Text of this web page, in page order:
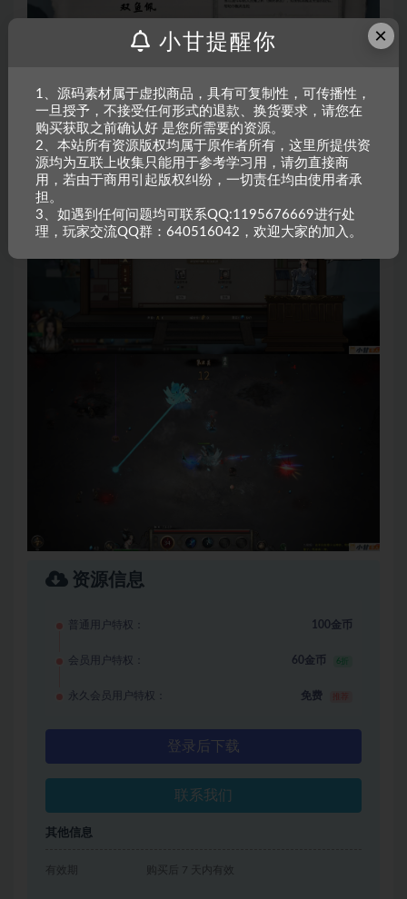
资源信息
普通用户特权： 100金币
会员用户特权： 60金币 6折
永久会员用户特权： 免费
登录后下载
联系我们
其他信息
有效期 购买后 7 天内有效
×
小甘提醒你
1、源码素材属于虚拟商品，具有可复制性，可传播性，
一旦授予，不接受任何形式的退款、换货要求，请您在
购买获取之前确认好 是您所需要的资源。
2、本站所有资源版权均属于原作者所有，这里所提供资
源均为互联上收集只能用于参考学习用，请勿直接商
用，若由于商用引起版权纠纷，一切责任均由使用者承
担。
3、如遇到任何问题均可联系QQ:1195676669进行处
理，玩家交流QQ群：640516042，欢迎大家的加入。